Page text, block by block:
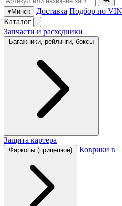
▾Минск Доставка Подбор по VIN
Каталог
Запчасти и расходники
Багажники, рейлинги, боксы
Защита картера
Фаркопы (прицепное) Коврики в